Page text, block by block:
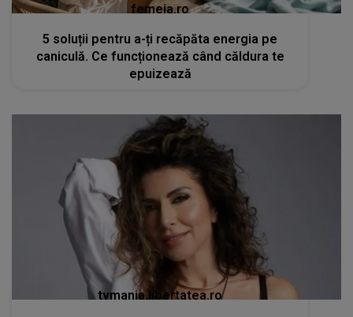
femeia.ro
5 soluții pentru a-ți recăpăta energia pe
caniculă. Ce funcționează când căldura te
epuizează
tvmania.libertatea.ro